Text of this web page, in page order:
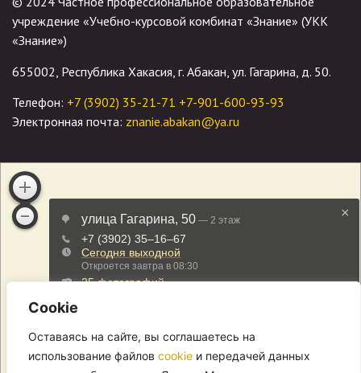
Cookie
Оставаясь на сайте, вы соглашаетесь на
использование файлов cookie и передачей данных
учреждение «Учебно-курсовой комбинат «Знание» (УКК
«Знание»)
655002, Республика Хакасия, г. Абакан, ул. Гагарина, д. 50.
Телефон: +7 (3902) 35-21-71 +7-901-600-93-93
Электронная почта: znanie.abakan@ya.ru